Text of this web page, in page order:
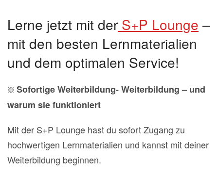
Lerne jetzt mit der S+P Lounge –
mit den besten Lernmaterialien
und dem optimalen Service!
❇️Sofortige Weiterbildung- Weiterbildung – und
warum sie funktioniert
Mit der S+P Lounge hast du sofort Zugang zu
hochwertigen Lernmaterialien und kannst mit deiner
Weiterbildung beginnen.